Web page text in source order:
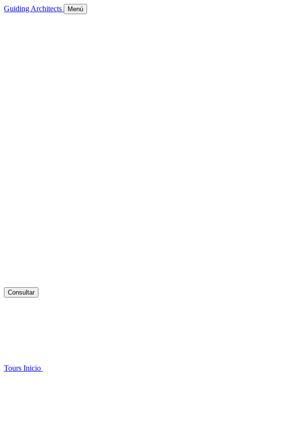
Guiding Architects Menú
Consultar
Tours Inicio